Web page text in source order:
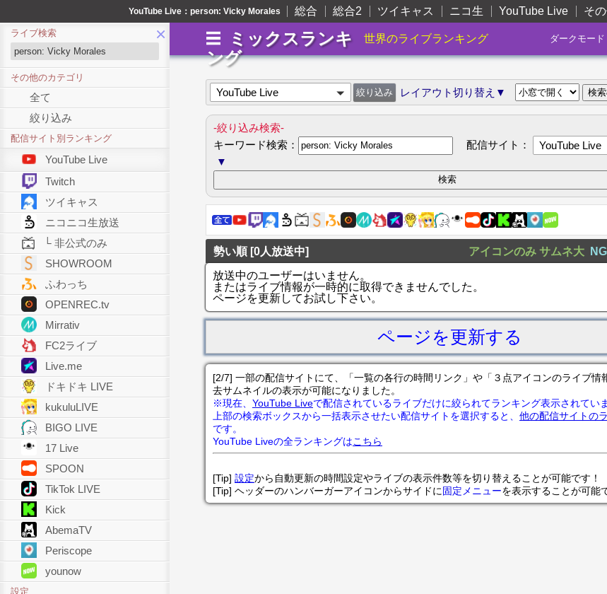
YouTube Live：person: Vicky Morales 総合 総合2 ツイキャス ニコ生 YouTube Live そ
ミックスランキ
ング
世界のライブランキング ダークモード
×
ライブ検索
その他のカテゴリ
全て
絞り込み
配信サイト別ランキング
YouTube Live
Twitch
ツイキャス
ニコニコ生放送
└ 非公式のみ
SHOWROOM
ふわっち
OPENREC.tv
Mirrativ
FC2ライブ
Live.me
ドキドキ LIVE
kukuluLIVE
BIGO LIVE
17 Live
SPOON
TikTok LIVE
Kick
AbemaTV
Periscope
younow
設定
YouTube Live レイアウト切り替え▼
-絞り込み検索-
キーワード検索：
配信サイト：
YouTube Live
▼
勢い順 [0人放送中] アイコンのみ サムネ大
放送中のユーザーはいません。
またはライブ情報が一時的に取得できませんでした。
ページを更新してお試し下さい。
ページを更新する
[2/7] 一部の配信サイトにて、「一覧の各行の時間リンク」や「３点アイコンのライブ情
去サムネイルの表示が可能になりました。
※現在、 YouTube Liveで配信されているライブだけに絞られてランキング表示されていま
上部の検索ボックスから一括表示させたい配信サイトを選択すると、 他の配信サイトの
です。
YouTube Liveの全ランキングはこちら
[Tip] 設定から自動更新の時間設定やライブの表示件数等を切り替えることが可能です！
[Tip] ヘッダーのハンバーガーアイコンからサイドに固定メニューを表示することが可能